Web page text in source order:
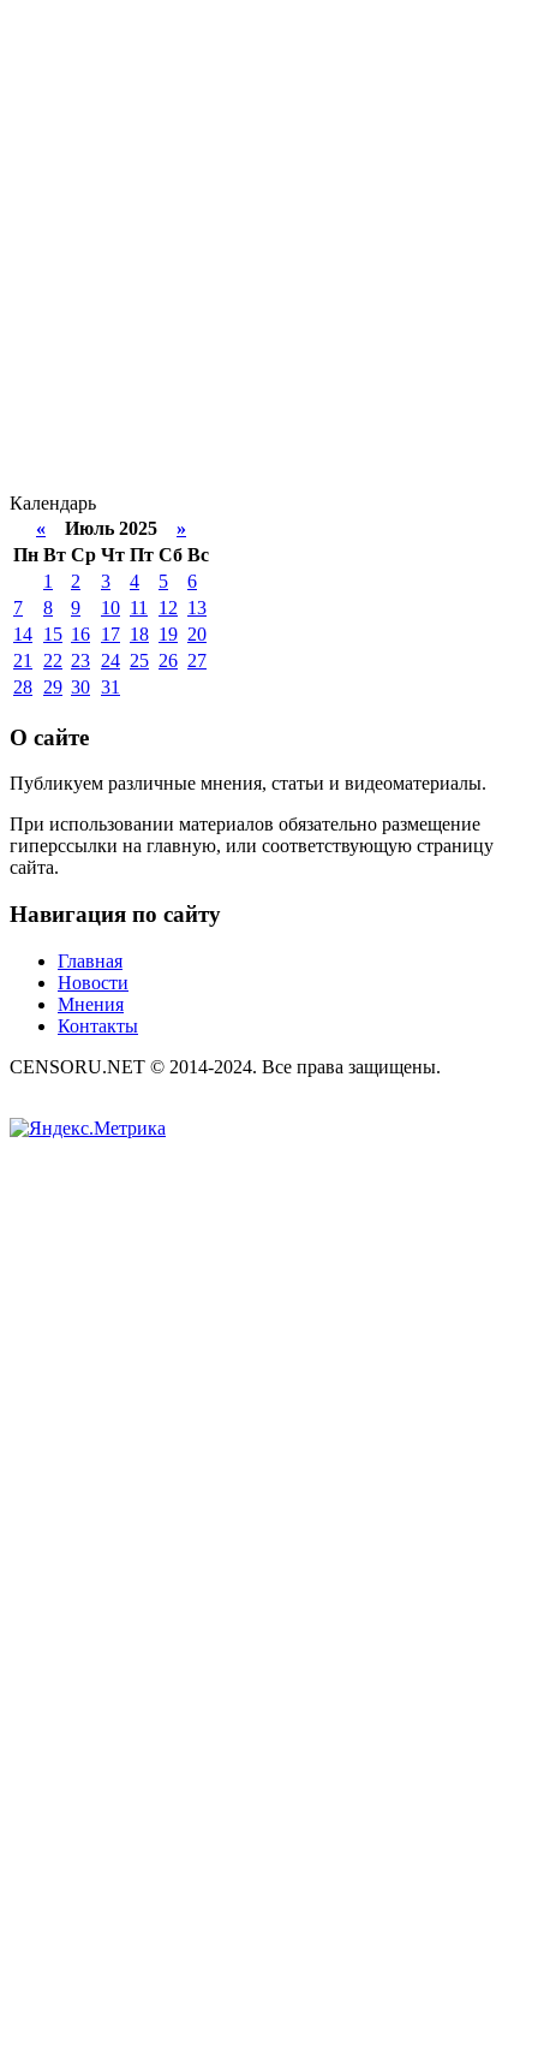
Календарь
« Июль 2025 »
Пн Вт Ср Чт Пт Сб Вс
1
2 3 4 5
6
7
8 9 10 11 12 13
14 15 16 17 18 19 20
21
22 23 24 25 26 27
28 29 30 31
О сайте
Публикуем различные мнения, статьи и видеоматериалы.
При использовании материалов обязательно размещение
гиперссылки на главную, или соответствующую страницу
сайта.
Навигация по сайту
Главная
Новости
Мнения
Контакты
CENSORU.NET © 2014-2024. Все права защищены.